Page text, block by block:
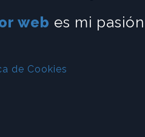
web es mi pasión
de Cookies